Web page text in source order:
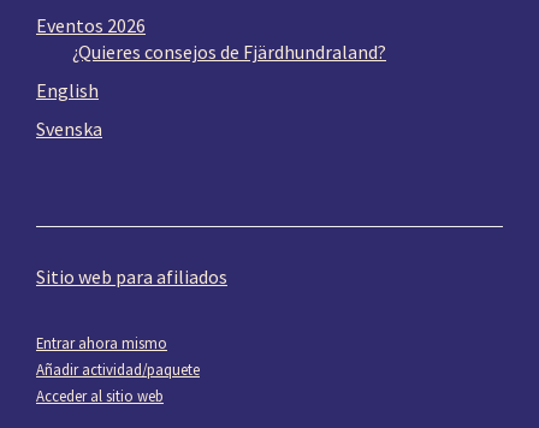
Eventos 2026
¿Quieres consejos de Fjärdhundraland?
English
Svenska
Sitio web para afiliados
Entrar ahora mismo
Añadir actividad/paquete
Acceder al sitio web